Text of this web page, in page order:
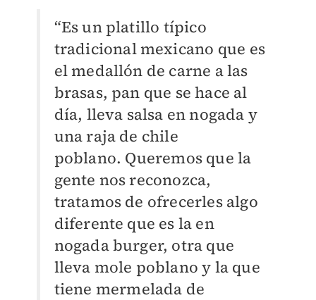
“Es un platillo típico
tradicional mexicano que es
el medallón de carne a las
brasas, pan que se hace al
día, lleva salsa en nogada y
una raja de chile
poblano. Queremos que la
gente nos reconozca,
tratamos de ofrecerles algo
diferente que es la en
nogada burger, otra que
lleva mole poblano y la que
tiene mermelada de